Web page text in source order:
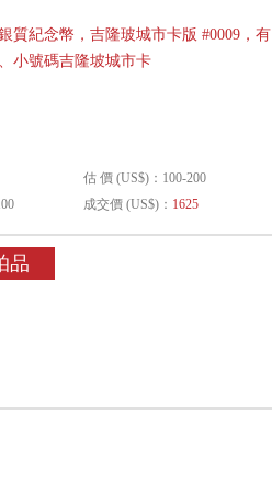
質紀念幣，吉隆玻城市卡版 #0009，有
小號碼吉隆坡城市卡
估 價 (US$)：100-200
成交價 (US$)： 1625
品